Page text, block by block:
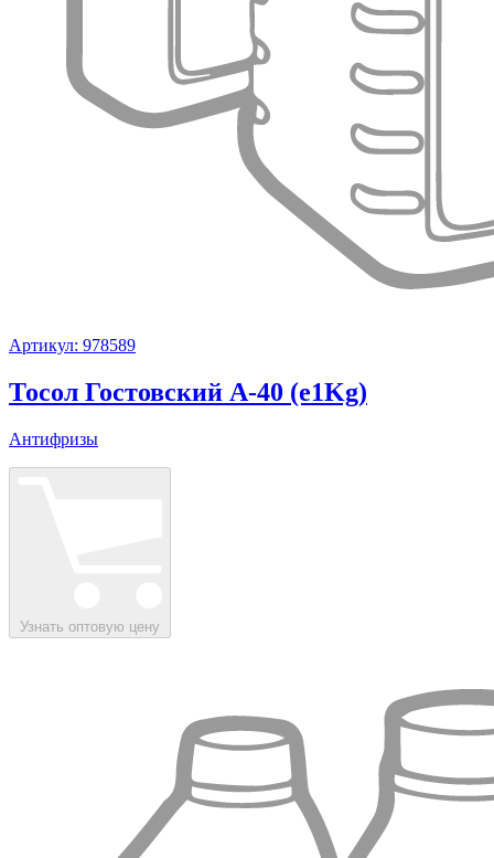
Артикул: 978589
Тосол Гостовский А-40 (e1Kg)
Антифризы
Узнать оптовую цену